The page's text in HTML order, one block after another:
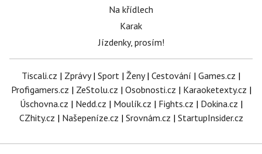
Na křídlech
Karak
Jízdenky, prosím!
Tiscali.cz | Zprávy| Sport | Ženy| Cestování | Games.cz |
Profigamers.cz | ZeStolu.cz | Osobnosti.cz | Karaoketexty.cz |
Úschovna.cz | Nedd.cz | Moulík.cz | Fights.cz | Dokina.cz |
CZhity.cz | Našepeníze.cz | Srovnám.cz | StartupInsider.cz